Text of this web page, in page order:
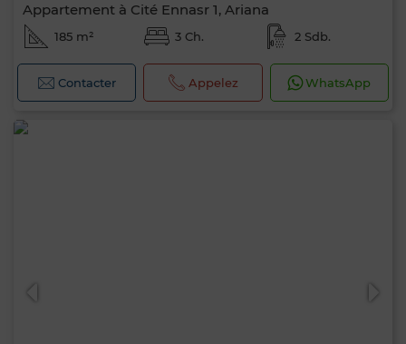
Appartement à Cité Ennasr 1, Ariana
185 m² 3 Ch. 2 Sdb.
Contacter Appelez WhatsApp